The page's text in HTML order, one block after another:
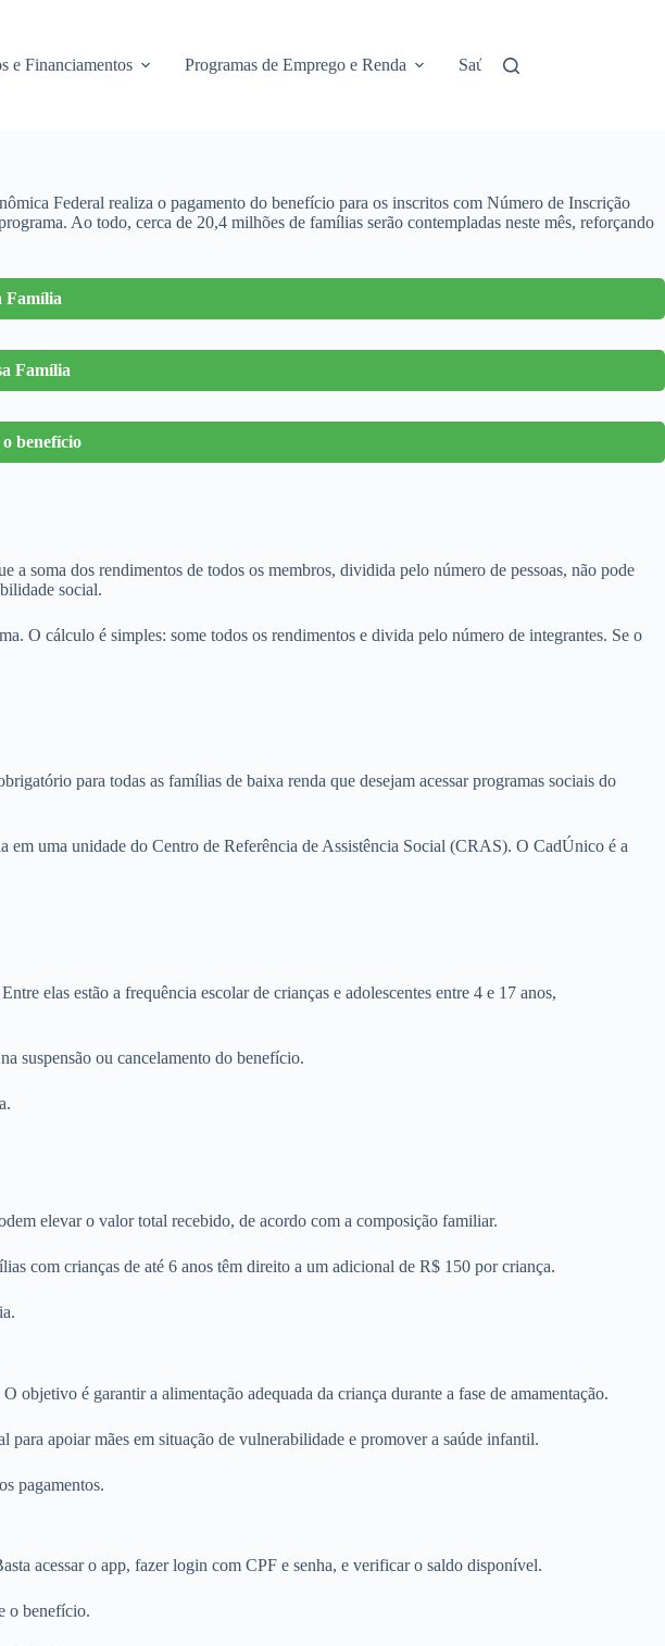
e Financiamentos Programas de Emprego e Renda Saúde e Assistência
Federal realiza o pagamento do benefício para os inscritos com Número de Inscrição
Ao todo, cerca de 20,4 milhões de famílias serão contempladas neste mês, reforçando
Família
Família
benefício
soma dos rendimentos de todos os membros, dividida pelo número de pessoas, não pode
social.
O cálculo é simples: some todos os rendimentos e divida pelo número de integrantes. Se o
para todas as famílias de baixa renda que desejam acessar programas sociais do
em uma unidade do Centro de Referência de Assistência Social (CRAS). O CadÚnico é a
elas estão a frequência escolar de crianças e adolescentes entre 4 e 17 anos,
suspensão ou cancelamento do benefício.
elevar o valor total recebido, de acordo com a composição familiar.
com crianças de até 6 anos têm direito a um adicional de R$ 150 por criança.
é garantir a alimentação adequada da criança durante a fase de amamentação.
apoiar mães em situação de vulnerabilidade e promover a saúde infantil.
pagamentos.
acessar o app, fazer login com CPF e senha, e verificar o saldo disponível.
o benefício.